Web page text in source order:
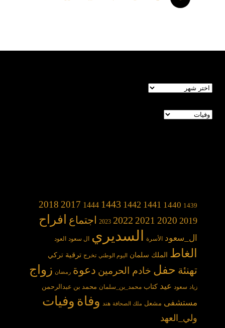
الأرشيف
تصنيفات
1439
1440
1441
1442
1443
1444
2017
2018
2019
2020
2021
2022
2023 اجتماع افراح
ال_سعود الأسرة السديري ال سعود العود
الغاط الملك سلمان اليوم الوطني تخرج ترقية تركي
تهنئة حفل خادم الحرمين دعوة رمضان زواج
زياد سعود عيد كتاب محمد_بن_سلمان محمد بن عبدالرحمن
مستشفى مشعل ملك الصحافة هند وفاة وفيات
ولي_العهد